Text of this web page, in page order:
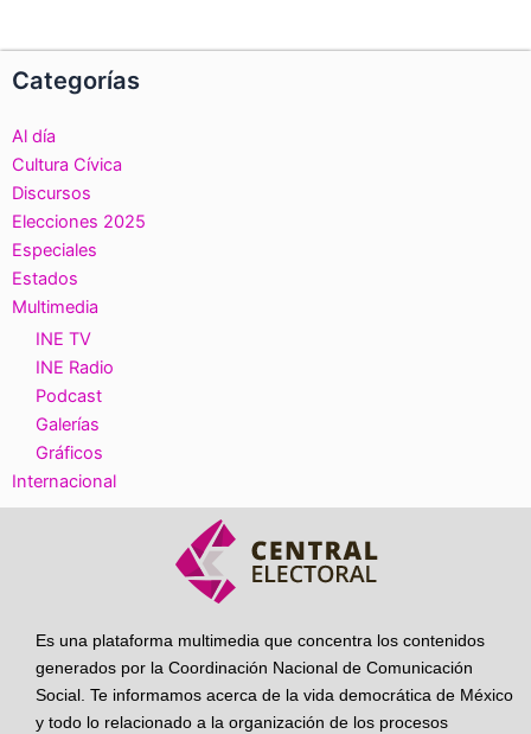
Categorías
Al día
Cultura Cívica
Discursos
Elecciones 2025
Especiales
Estados
Multimedia
INE TV
INE Radio
Podcast
Galerías
Gráficos
Internacional
Es una plataforma multimedia que concentra los contenidos
generados por la Coordinación Nacional de Comunicación
Social. Te informamos acerca de la vida democrática de México
y todo lo relacionado a la organización de los procesos